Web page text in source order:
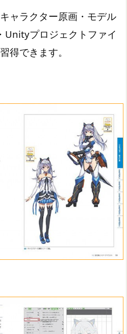
ャラクター原画・モデル
Unityプロジェクトファイ
得できます。